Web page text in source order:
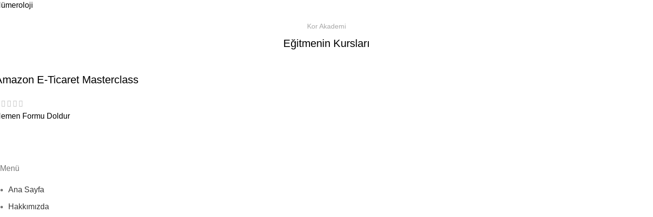
Kor Akademi
Eğitmenin Kursları
E-Ticaret Masterclass
Formu Doldur
Menü
Ana Sayfa
Hakkımızda